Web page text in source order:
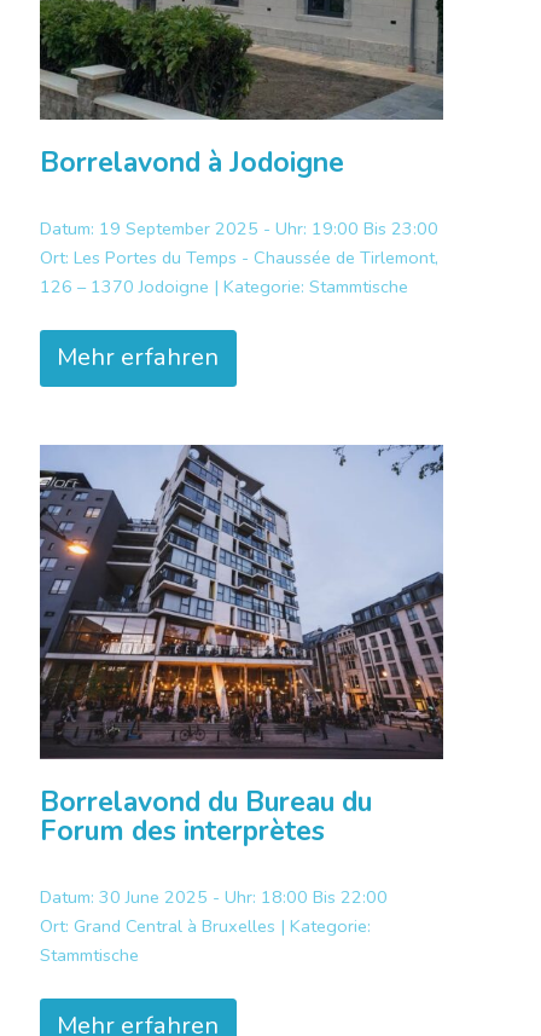
Borrelavond à Jodoigne
Datum: 19 September 2025 - Uhr: 19:00 Bis 23:00
Ort: Les Portes du Temps - Chaussée de Tirlemont,
126 – 1370 Jodoigne | Kategorie: Stammtische
Mehr erfahren
Borrelavond du Bureau du
Forum des interprètes
Datum: 30 June 2025 - Uhr: 18:00 Bis 22:00
Ort: Grand Central à Bruxelles | Kategorie:
Stammtische
Mehr erfahren